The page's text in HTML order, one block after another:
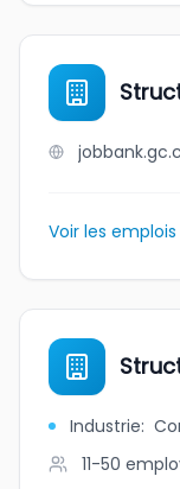
Voir les
Industrie:
11-50